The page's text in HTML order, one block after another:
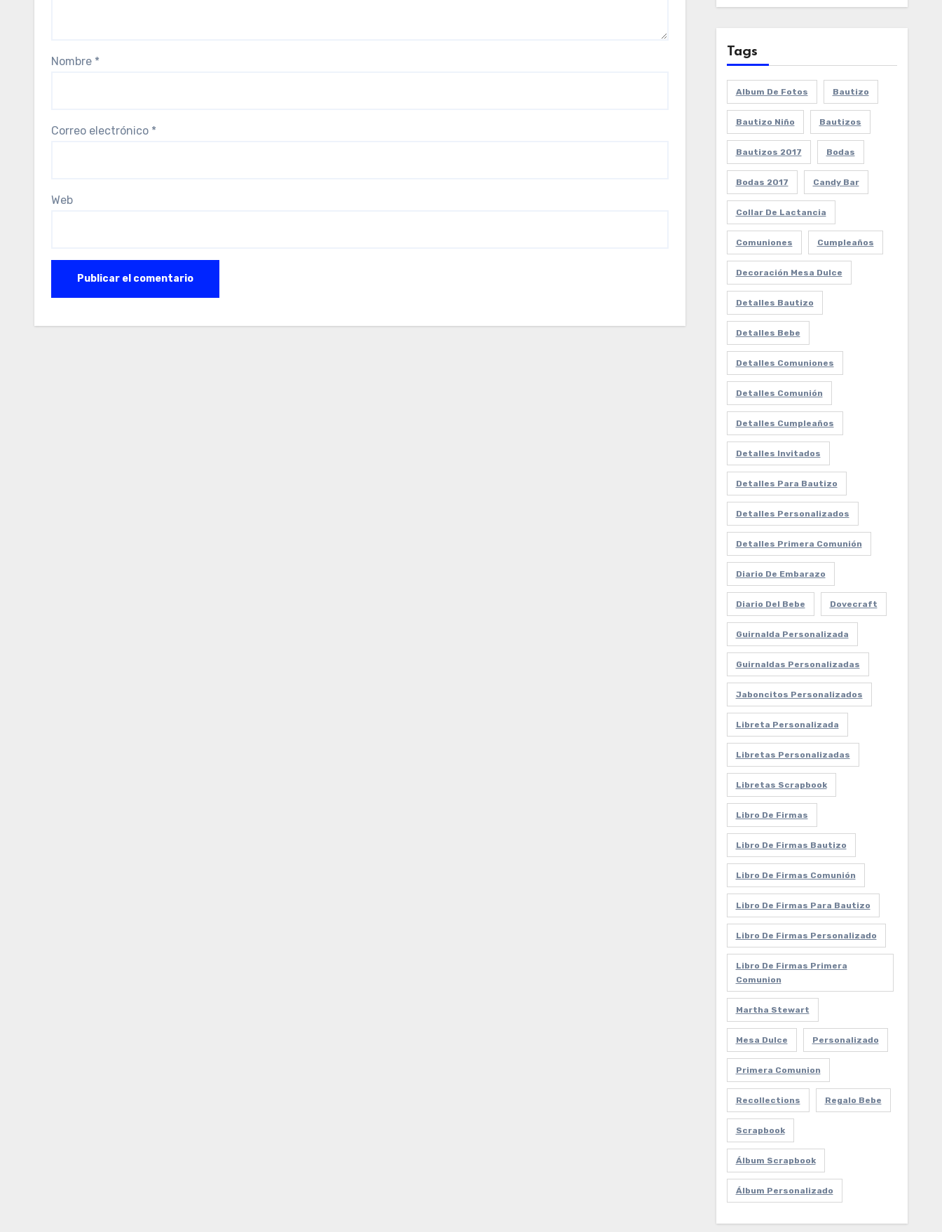
Nombre *
Correo electrónico *
Web
Tags
Album De Fotos Bautizo
Bautizo Niño Bautizos
Bautizos 2017 Bodas
Bodas 2017 Candy Bar
Collar De Lactancia
Comuniones Cumpleaños
Decoración Mesa Dulce
Detalles Bautizo
Detalles Bebe
Detalles Comuniones
Detalles Comunión
Detalles Cumpleaños
Detalles Invitados
Detalles Para Bautizo
Detalles Personalizados
Detalles Primera Comunión
Diario De Embarazo
Diario Del Bebe Dovecraft
Guirnalda Personalizada
Guirnaldas Personalizadas
Jaboncitos Personalizados
Libreta Personalizada
Libretas Personalizadas
Libretas Scrapbook
Libro De Firmas
Libro De Firmas Bautizo
Libro De Firmas Comunión
Libro De Firmas Para Bautizo
Libro De Firmas Personalizado
Libro De Firmas Primera
Comunion
Martha Stewart
Mesa Dulce Personalizado
Primera Comunion
Recollections Regalo Bebe
Scrapbook
Álbum Scrapbook
Álbum Personalizado